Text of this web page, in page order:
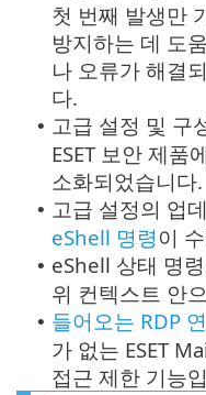
첫 번째 발생만
방지하는 데 도
나 오류가 해결
다.
• 고급 설정 및 구
ESET 보안 제품
소화되었습니다.
• 고급 설정의 업
eShell 명령이
• eShell 상태 명
위 컨텍스트 안
• 들어오는 RDP
가 없는 ESET
접근 제한 기능